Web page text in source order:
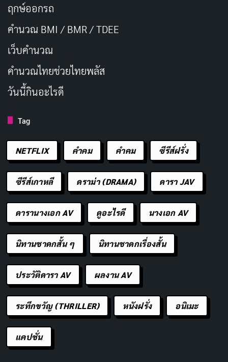
IMAX ใช้เครื่องฉายภาพที่ใช้หลอดไฟ Xenon ซึ่งให้ภาพ
สว่างและคมชัดกว่าเครื่องฉายทั่วไป นอกจากนี้ IMAX ยังใช้
ระบบเสียง IMAX ที่ปรับแต่งอย่างละเอียด
IMAX ใช้ระบบเสียง 12 แชนแนลที่ปรับแต่งอย่างละเอียด
สม่ำเสมอ นอกจากนี้ IMAX ยังใช้ลำโพงพิเศษที่วางไว้รอบ
ประสบการณ์ IMAX ที่แตกต่าง
IMAX ไม่ใช่แค่ดูหนัง แต่คือการเข้าไปอยู่ในโลกของ
ภาพยนตร์
ภาพจากimax.com
ฤกษ์ออกรถ
คำนวณ BMI / BMR / TDEE
เว็บคํานวณ
คํานวณไทยช่วยไทยพลัส
วันนี้กินอะไรดี
Tag
NETFLIX คำคม คําคม ซีรีส์ฝรั่ง
ซีรีส์เกาหลี ดราม่า (DRAMA) ดารา JAV
ดารานางเอก AV ดูอะไรดี นางเอก AV
นิทานชาดกสั้น ๆ นิทานชาดกเรื่องสั้น
ประวัติดารา AV ผลงาน AV
ระทึกขวัญ (THRILLER) หนังฝรั่ง อนิเมะ
แคปชั่น